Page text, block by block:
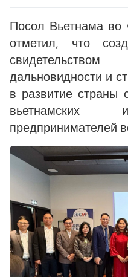
Посол Вьетнама
отметил, что
дальновидности и
в развитие страны
вьетнамских
предпринимателей